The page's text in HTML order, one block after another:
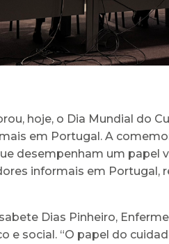
hoje, o Dia Mundial do
em Portugal. A
desempenham um papel
informais em
Dias Pinheiro,
e social. “O papel do